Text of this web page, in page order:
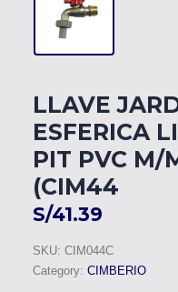
LLAVE
ESFERICA
PIT PVC M/
(CIM44
S/41.39
SKU: CIM044C
Category: CIMBERIO